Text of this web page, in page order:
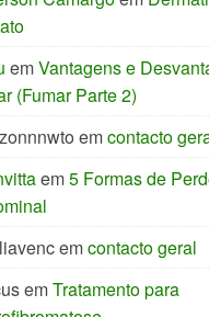
emVantagens e
(Fumar Parte 2)
emcontacto
em5 Formas de
emcontacto geral
emTratamento para